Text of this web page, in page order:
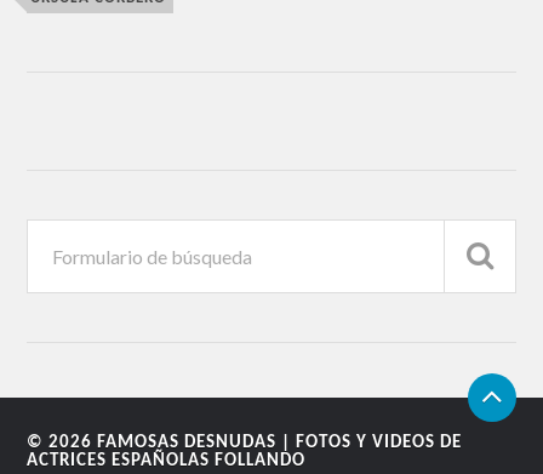
© 2026 FAMOSAS DESNUDAS | FOTOS Y VIDEOS DE
ACTRICES ESPAÑOLAS FOLLANDO